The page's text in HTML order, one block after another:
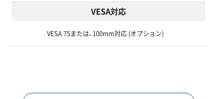
VESA対応
VESA 75または、100mm対応 (オプション)